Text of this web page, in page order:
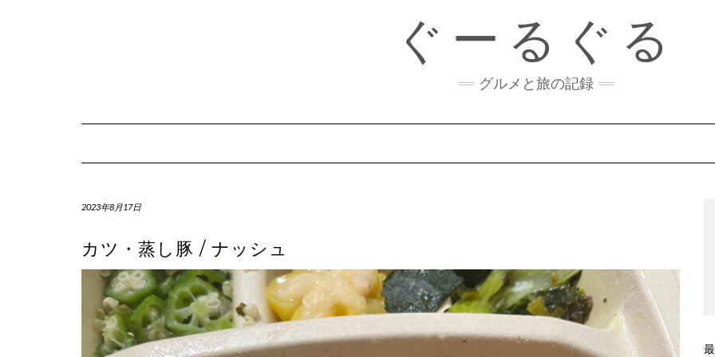
ぐーるぐる
グルメと旅の記録
2023年8月17日
カツ・蒸し豚 / ナッシュ